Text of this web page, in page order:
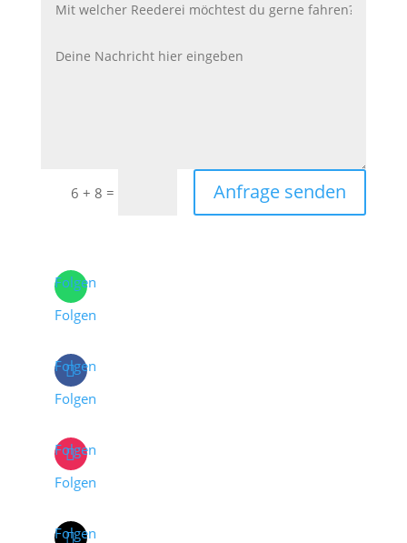
6 + 8 = Anfrage senden
Folgen
Folgen
Folgen
Folgen
Folgen
Folgen
Folgen